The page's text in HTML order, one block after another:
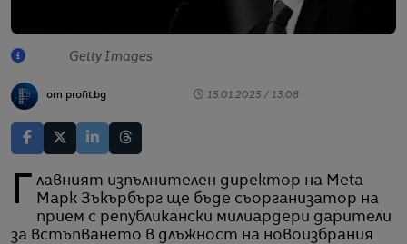
Getty Images
от profit.bg 15.01.2025 / 13:08
Главният изпълнителен директор на Meta
Марк Зъкърбърг ще бъде съорганизатор на
прием с републикански милиардери дарители
за встъпването в длъжност на новоизбрания